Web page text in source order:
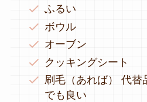
ふるい
ボウル
オーブン
クッキングシート
刷毛（あれば） 代替
でも良い